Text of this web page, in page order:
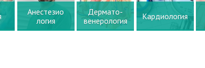
Анестезио
логия
Дермато-
венерология
Кардиология